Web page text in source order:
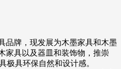
品牌，现发展为木墨家具和木墨
家具以及器皿和装饰物，推崇
极具环保自然和设计感。